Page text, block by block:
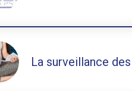
La surveillance